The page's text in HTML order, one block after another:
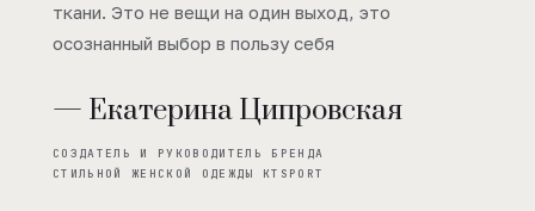
ткани. Это не вещи на один выход, это
осознанный выбор в пользу себя
— Екатерина Ципровская
СОЗДАТЕЛЬ И РУКОВОДИТЕЛЬ БРЕНДА
СТИЛЬНОЙ ЖЕНСКОЙ ОДЕЖДЫ KTSPORT